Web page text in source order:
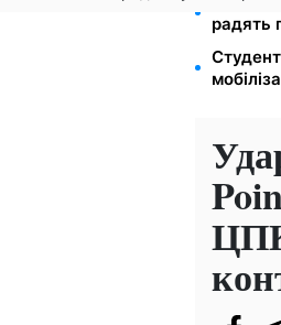
радять